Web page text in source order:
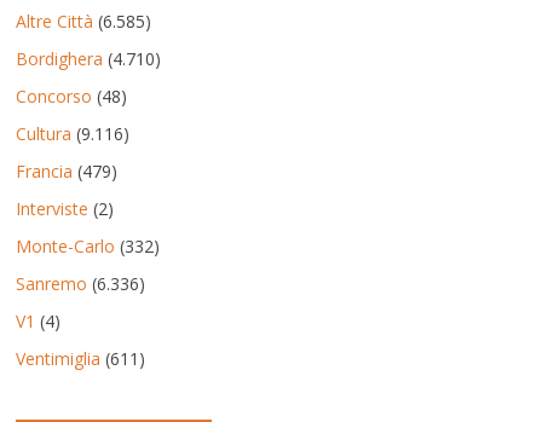
Altre Città (6.585)
Bordighera (4.710)
Concorso (48)
Cultura (9.116)
Francia (479)
Interviste (2)
Monte-Carlo (332)
Sanremo (6.336)
V1 (4)
Ventimiglia (611)